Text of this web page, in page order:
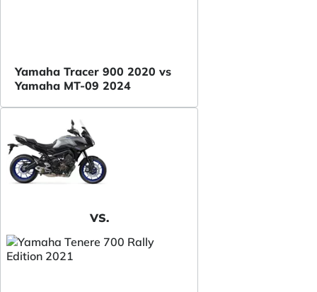
Yamaha Tracer 900 2020 vs
Yamaha MT-09 2024
VS.